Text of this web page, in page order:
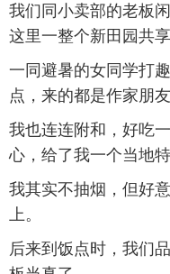
我们同小卖部的老板
这里一整个新田园共
一同避暑的女同学打
点，来的都是作家朋
我也连连附和，好吃
心，给了我一个当地
我其实不抽烟，但好
上。
后来到饭点时，我们